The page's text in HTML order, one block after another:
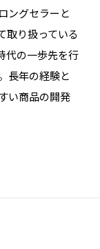
ングセラーと
取り扱っている
代の一歩先を行
長年の経験と
い商品の開発